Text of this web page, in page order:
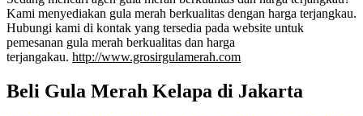
Kami menyediakan gula merah berkualitas dengan harga terjangkau.
Hubungi kami di kontak yang tersedia pada website untuk
pemesanan gula merah berkualitas dan harga
terjangakau. http://www.grosirgulamerah.com
Beli Gula Merah Kelapa di Jakarta